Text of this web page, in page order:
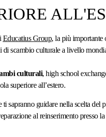
Educatius Group, la più importante
scambio culturale a livello
culturali, high school
superiore all’estero.
ti sapranno guidare nella scelta del
al reinserimento presso